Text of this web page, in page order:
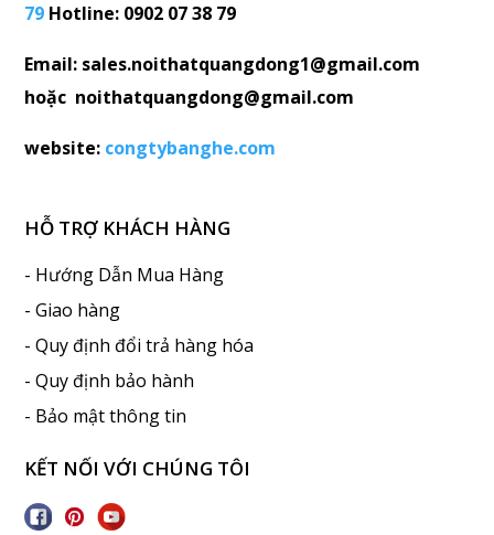
79 Hotline: 0902 07 38 79
Email: sales.noithatquangdong1@gmail.com
hoặc noithatquangdong@gmail.com
website: congtybanghe.com
HỖ TRỢ KHÁCH HÀNG
- Hướng Dẫn Mua Hàng
- Giao hàng
- Quy định đổi trả hàng hóa
- Quy định bảo hành
- Bảo mật thông tin
KẾT NỐI VỚI CHÚNG TÔI